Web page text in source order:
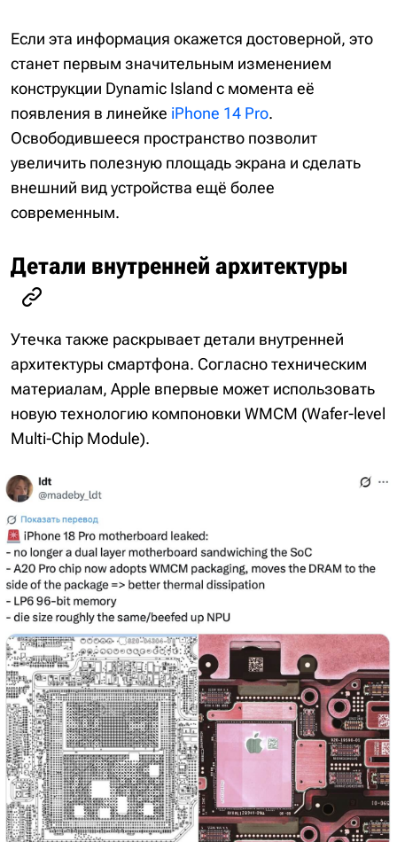
Если эта информация окажется достоверной, это
станет первым значительным изменением
конструкции Dynamic Island с момента её
появления в линейке iPhone 14 Pro.
Освободившееся пространство позволит
увеличить полезную площадь экрана и сделать
внешний вид устройства ещё более
современным.
Детали внутренней архитектуры
Утечка также раскрывает детали внутренней
архитектуры смартфона. Согласно техническим
материалам, Apple впервые может использовать
новую технологию компоновки WMCM (Wafer-level
Multi-Chip Module).